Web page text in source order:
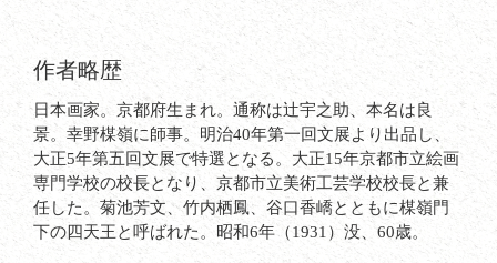
作者略歴
日本画家。京都府生まれ。通称は辻宇之助、本名は良
景。幸野楳嶺に師事。明治40年第一回文展より出品し、
大正5年第五回文展で特選となる。大正15年京都市立絵画
専門学校の校長となり、京都市立美術工芸学校校長と兼
任した。菊池芳文、竹内栖鳳、谷口香嶠とともに楳嶺門
下の四天王と呼ばれた。昭和6年（1931）没、60歳。